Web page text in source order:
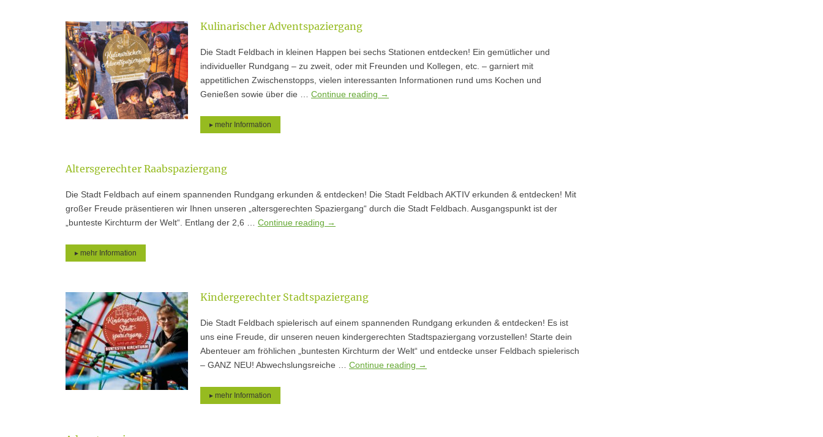
Kulinarischer Adventspaziergang
Die Stadt Feldbach in kleinen Happen bei sechs Stationen entdecken! Ein gemütlicher und
individueller Rundgang – zu zweit, oder mit Freunden und Kollegen, etc. – garniert mit
appetitlichen Zwischenstopps, vielen interessanten Informationen rund ums Kochen und
Genießen sowie über die … Continue reading →
▸ mehr Information
Altersgerechter Raabspaziergang
Die Stadt Feldbach auf einem spannenden Rundgang erkunden & entdecken! Die Stadt Feldbach AKTIV erkunden & entdecken! Mit
großer Freude präsentieren wir Ihnen unseren „altersgerechten Spaziergang“ durch die Stadt Feldbach. Ausgangspunkt ist der
„bunteste Kirchturm der Welt“. Entlang der 2,6 … Continue reading →
▸ mehr Information
Kindergerechter Stadtspaziergang
Die Stadt Feldbach spielerisch auf einem spannenden Rundgang erkunden & entdecken! Es ist
uns eine Freude, dir unseren neuen kindergerechten Stadtspaziergang vorzustellen! Starte dein
Abenteuer am fröhlichen „buntesten Kirchturm der Welt“ und entdecke unser Feldbach spielerisch
– GANZ NEU! Abwechslungsreiche … Continue reading →
▸ mehr Information